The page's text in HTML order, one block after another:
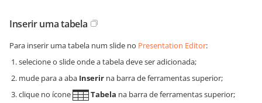
Inserir uma tabela
Para inserir uma tabela num slide no Presentation Editor:
selecione o slide onde a tabela deve ser adicionada;
mude para a aba Inserir na barra de ferramentas superior;
clique no ícone
Tabela na barra de ferramentas superior;